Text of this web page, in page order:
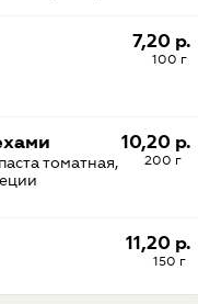
7,20 р.
100 г
10,20 р.
200 г
томатная,
11,20 р.
150 г